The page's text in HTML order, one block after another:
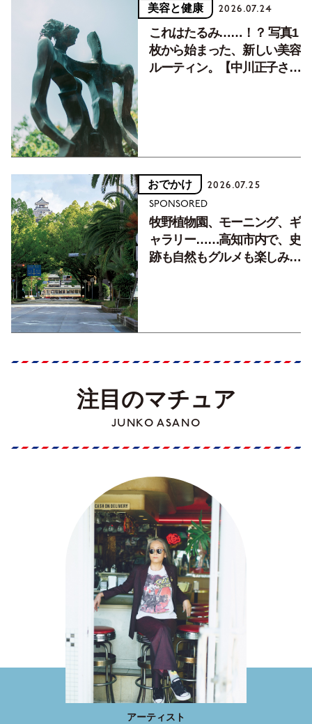
美容と健康 2026.07.24
これはたるみ……！？ 写真1
枚から始まった、新しい美容
ルーティン。【中川正子さん
おでかけ 2026.07.25
SPONSORED
牧野植物園、モーニング、ギ
ャラリー……高知市内で、史
跡も自然もグルメも楽しみ尽
注目のマチュア
JUNKO ASANO
アーティスト